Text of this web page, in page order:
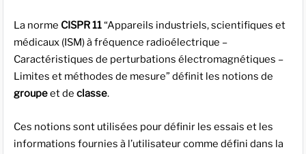
La norme CISPR 11“Appareils industriels, scientifiques et
médicaux (ISM) à fréquence radioélectrique –
Caractéristiques de perturbations électromagnétiques –
Limites et méthodes de mesure” définit les notions de
groupeet de classe.
Ces notions sont utilisées pour définir les essais et les
informations fournies à l’utilisateur comme défini dans la